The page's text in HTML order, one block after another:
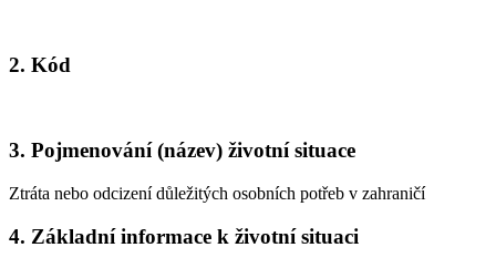
2. Kód
3. Pojmenování (název) životní situace
Ztráta nebo odcizení důležitých osobních potřeb v zahraničí
4. Základní informace k životní situaci